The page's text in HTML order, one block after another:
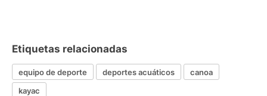
Etiquetas relacionadas
equipo de deporte deportes acuáticos
canoa
kayac